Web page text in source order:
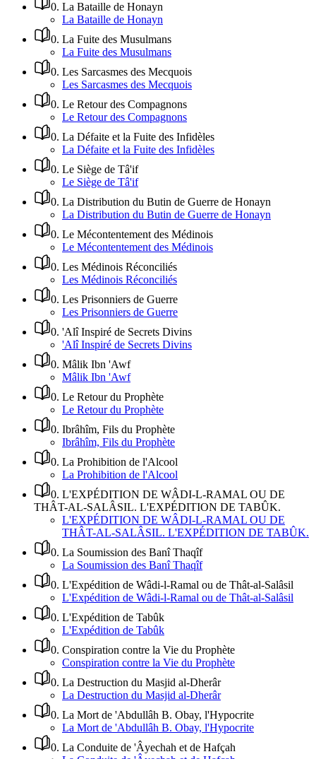
0. La Bataille de Honayn
La Bataille de Honayn
0. La Fuite des Musulmans
La Fuite des Musulmans
0. Les Sarcasmes des Mecquois
Les Sarcasmes des Mecquois
0. Le Retour des Compagnons
Le Retour des Compagnons
0. La Défaite et la Fuite des Infidèles
La Défaite et la Fuite des Infidèles
0. Le Siège de Tâ'if
Le Siège de Tâ'if
0. La Distribution du Butin de Guerre de Honayn
La Distribution du Butin de Guerre de Honayn
0. Le Mécontentement des Médinois
Le Mécontentement des Médinois
0. Les Médinois Réconciliés
Les Médinois Réconciliés
0. Les Prisonniers de Guerre
Les Prisonniers de Guerre
0. 'Alî Inspiré de Secrets Divins
'Alî Inspiré de Secrets Divins
0. Mâlik Ibn 'Awf
Mâlik Ibn 'Awf
0. Le Retour du Prophète
Le Retour du Prophète
0. Ibrâhîm, Fils du Prophète
Ibrâhîm, Fils du Prophète
0. La Prohibition de l'Alcool
La Prohibition de l'Alcool
0. L'EXPÉDITION DE WÂDI-L-RAMAL OU DE
THÂT-AL-SALÂSIL. L'EXPÉDITION DE TABÛK.
L'EXPÉDITION DE WÂDI-L-RAMAL OU DE
THÂT-AL-SALÂSIL. L'EXPÉDITION DE TABÛK.
0. La Soumission des Banî Thaqîf
La Soumission des Banî Thaqîf
0. L'Expédition de Wâdi-l-Ramal ou de Thât-al-Salâsil
L'Expédition de Wâdi-l-Ramal ou de Thât-al-Salâsil
0. L'Expédition de Tabûk
L'Expédition de Tabûk
0. Conspiration contre la Vie du Prophète
Conspiration contre la Vie du Prophète
0. La Destruction du Masjid al-Dherâr
La Destruction du Masjid al-Dherâr
0. La Mort de 'Abdullâh B. Obay, l'Hypocrite
La Mort de 'Abdullâh B. Obay, l'Hypocrite
0. La Conduite de 'Âyechah et de Hafçah